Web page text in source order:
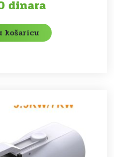
dinara
košaricu